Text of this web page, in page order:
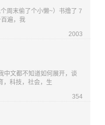
周末偷了个小懒~）书撸了 7
遍，我
2003
中文都不知道如何展开，谈
，科技，社会，生
354